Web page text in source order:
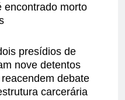
encontrado morto
presídios de
nove detentos
debate
carcerária